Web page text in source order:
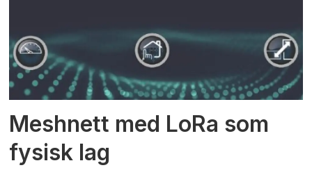
Meshnett med LoRa som
fysisk lag